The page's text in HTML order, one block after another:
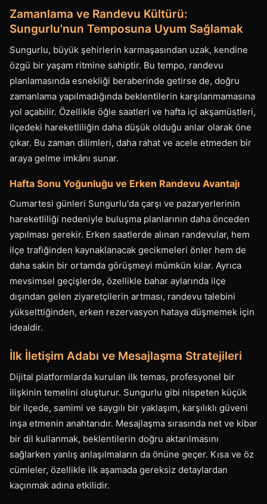
Zamanlama ve Randevu Kültürü:
Sungurlu'nun Temposuna Uyum Sağlamak
Sungurlu, büyük şehirlerin karmaşasından uzak, kendine
özgü bir yaşam ritmine sahiptir. Bu tempo, randevu
planlamasında esnekliği beraberinde getirse de, doğru
zamanlama yapılmadığında beklentilerin karşılanmamasına
yol açabilir. Özellikle öğle saatleri ve hafta içi akşamüstleri,
ilçedeki hareketliliğin daha düşük olduğu anlar olarak öne
çıkar. Bu zaman dilimleri, daha rahat ve acele etmeden bir
araya gelme imkânı sunar.
Hafta Sonu Yoğunluğu ve Erken Randevu Avantajı
Cumartesi günleri Sungurlu'da çarşı ve pazaryerlerinin
hareketliliği nedeniyle buluşma planlarının daha önceden
yapılması gerekir. Erken saatlerde alınan randevular, hem
ilçe trafiğinden kaynaklanacak gecikmeleri önler hem de
daha sakin bir ortamda görüşmeyi mümkün kılar. Ayrıca
mevsimsel geçişlerde, özellikle bahar aylarında ilçe
dışından gelen ziyaretçilerin artması, randevu talebini
yükselttiğinden, erken rezervasyon hataya düşmemek için
idealdir.
İlk İletişim Adabı ve Mesajlaşma Stratejileri
Dijital platformlarda kurulan ilk temas, profesyonel bir
ilişkinin temelini oluşturur. Sungurlu gibi nispeten küçük
bir ilçede, samimi ve saygılı bir yaklaşım, karşılıklı güveni
inşa etmenin anahtarıdır. Mesajlaşma sırasında net ve kibar
bir dil kullanmak, beklentilerin doğru aktarılmasını
sağlarken yanlış anlaşılmaların da önüne geçer. Kısa ve öz
cümleler, özellikle ilk aşamada gereksiz detaylardan
kaçınmak adına etkilidir.